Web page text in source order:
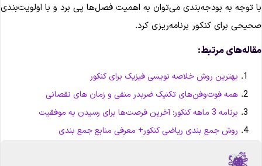
توجه به بودجه‌بندی می‌توان به اهمیت فصل‌ها پی برد و با اولویت‌بندی
برای کنکور برنامه‌ریزی کرد.
مرتبط:
بهترین روش خلاصه نویسی فیزیک برای کنکور
همه فوت‌و‌فن‌های تکنیک ضربدر منفی و زمان های نقصانی
برنامه 3 ماهه کنکور؛ آخرین فرصت‌ها برای رسیدن به موفقیت
روش جمع بندی ریاضی کنکور+ معرفی منابع جمع بندی